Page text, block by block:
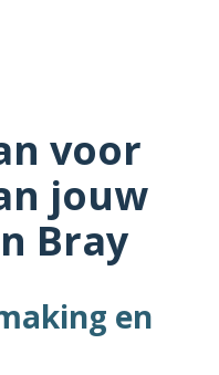
voor
jouw
Bray
en